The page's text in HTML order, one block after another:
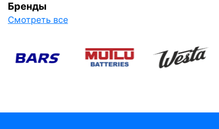
Бренды
Смотреть все